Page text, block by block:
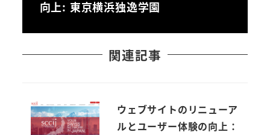
向上: 東京横浜独逸学園
関連記事
ウェブサイトのリニューア
ルとユーザー体験の向上：